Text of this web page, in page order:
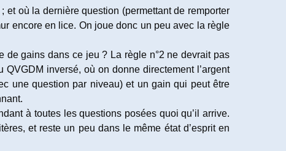
où la dernière question (permettant de remporter
encore en lice. On joue donc un peu avec la règle
de gains dans ce jeu ? La règle n°2 ne devrait pas
inversé, où on donne directement l’argent
une question par niveau) et un gain qui peut être
à toutes les questions posées quoi qu’il arrive.
et reste un peu dans le même état d’esprit en